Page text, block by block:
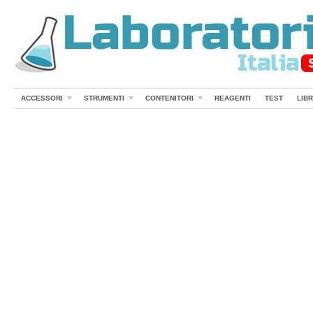
ACCESSORI STRUMENTI CONTENITORI REAGENTI TEST